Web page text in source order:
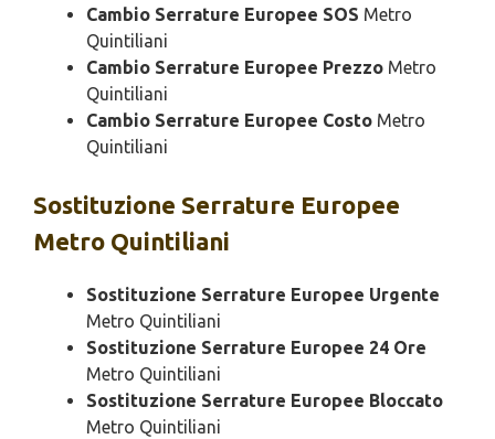
Cambio Serrature Europee SOS Metro
Quintiliani
Cambio Serrature Europee Prezzo Metro
Quintiliani
Cambio Serrature Europee Costo Metro
Quintiliani
Sostituzione Serrature Europee
Metro Quintiliani
Sostituzione Serrature Europee Urgente
Metro Quintiliani
Sostituzione Serrature Europee 24 Ore
Metro Quintiliani
Sostituzione Serrature Europee Bloccato
Metro Quintiliani